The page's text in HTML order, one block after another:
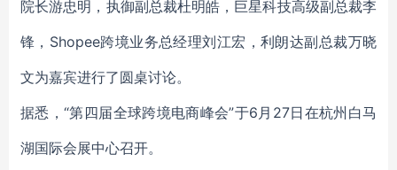
院长游忠明，执御副总裁杜明皓，巨星科技高级副总裁李
锋，Shopee跨境业务总经理刘江宏，利朗达副总裁万晓
文为嘉宾进行了圆桌讨论。
据悉，“第四届全球跨境电商峰会”于6月27日在杭州白马
湖国际会展中心召开。